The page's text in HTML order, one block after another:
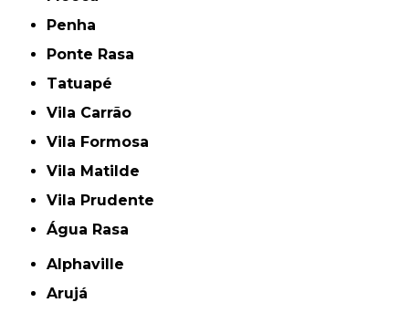
Penha
Ponte Rasa
Tatuapé
Vila Carrão
Vila Formosa
Vila Matilde
Vila Prudente
Água Rasa
Alphaville
Arujá